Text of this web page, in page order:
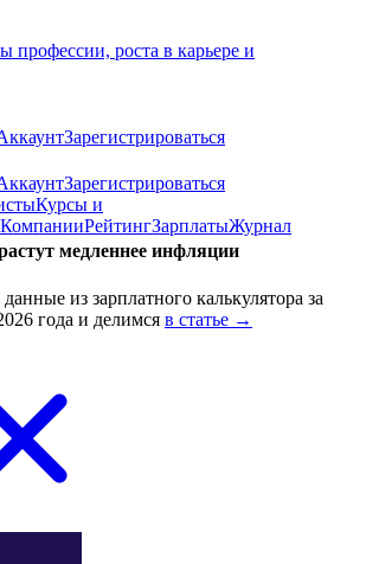
профессии, роста в карьере и
Зарегистрироваться
Зарегистрироваться
Курсы и
КомпанииРейтингЗарплатыЖурнал
медленнее инфляции
из зарплатного калькулятора за
года и делимся в статье →